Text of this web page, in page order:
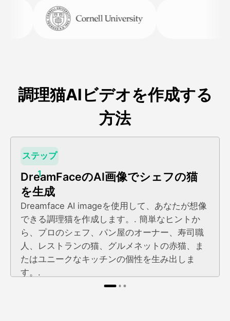
調理猫AIビデオを作成する
方法
ステップ
1
DreamFaceのAI画像でシェフの猫
を生成
Dreamface AI imageを使用して、あなたが想像
できる調理猫を作成します。. 簡単なヒントか
ら、プロのシェフ、パン屋のオーナー、寿司職
人、レストランの猫、グルメネットの赤猫、ま
たはユニークなキッチンの個性を生み出しま
す。.